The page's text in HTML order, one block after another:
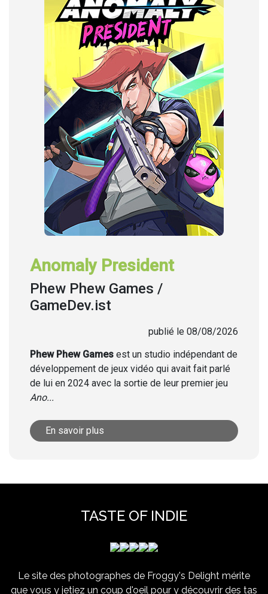
Anomaly President
Phew Phew Games /
GameDev.ist
publié le 08/08/2026
Phew Phew Games est un studio indépendant de
développement de jeux vidéo qui avait fait parlé
de lui en 2024 avec la sortie de leur premier jeu
Ano...
En savoir plus
TASTE OF INDIE
Le site des photographes de Froggy's Delight mérite
que vous y jetiez un coup d'oeil pour y découvrir des tas